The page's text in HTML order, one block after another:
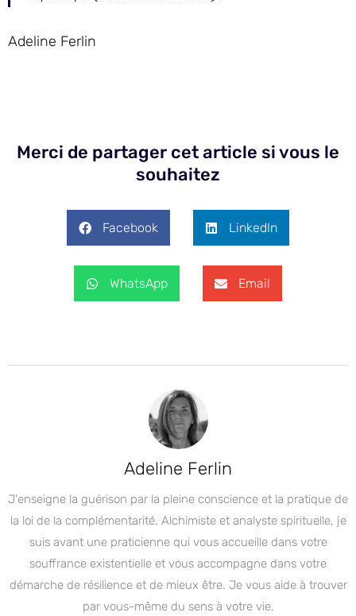
Adeline Ferlin
Merci de partager cet article si vous le
souhaitez
Facebook LinkedIn
WhatsApp Email
Adeline Ferlin
J'enseigne la guérison par la pleine conscience et la pratique de
la loi de la complémentarité. Alchimiste et analyste spirituelle, je
suis avant une praticienne qui vous accueille dans votre
souffrance existentielle et vous accompagne dans votre
démarche de résilience et de mieux être. Je vous aide à trouver
par vous-même du sens à votre vie.